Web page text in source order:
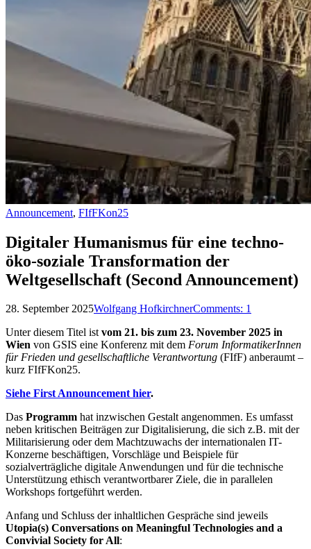
Announcement, FIfFKon25
Digitaler Humanismus für eine techno-
öko-soziale Transformation der
Weltgesellschaft (Second Announcement)
28. September 2025Wolfgang HofkirchnerComments: 1
Unter diesem Titel istvom 21. bis zum 23. November 2025 in
Wien von GSIS eine Konferenz mit dem Forum InformatikerInnen
für Frieden und gesellschaftliche Verantwortung (FIfF) anberaumt –
kurz FIfFKon25.
Siehe First Announcement hier.
Das Programm hat inzwischen Gestalt angenommen. Es umfasst
neben kritischen Beiträgen zur Digitalisierung, die sich z.B. mit der
Militarisierung oder dem Machtzuwachs der internationalen IT-
Konzerne beschäftigen, Vorschläge und Beispiele für
sozialverträgliche digitale Anwendungen und für die technische
Unterstützung ethisch verantwortbarer Ziele, die in parallelen
Workshops fortgeführt werden.
Anfang und Schluss der inhaltlichen Gespräche sind jeweils
Utopia(s) Conversations on Meaningful Technologies and a
Convivial Society for All: